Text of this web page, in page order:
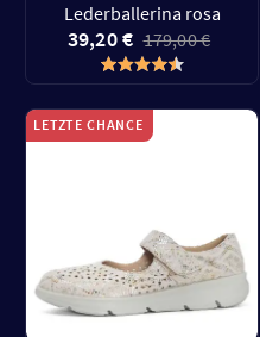
Lederballerina rosa
39,20 € 179,00 €
LETZTE CHANCE